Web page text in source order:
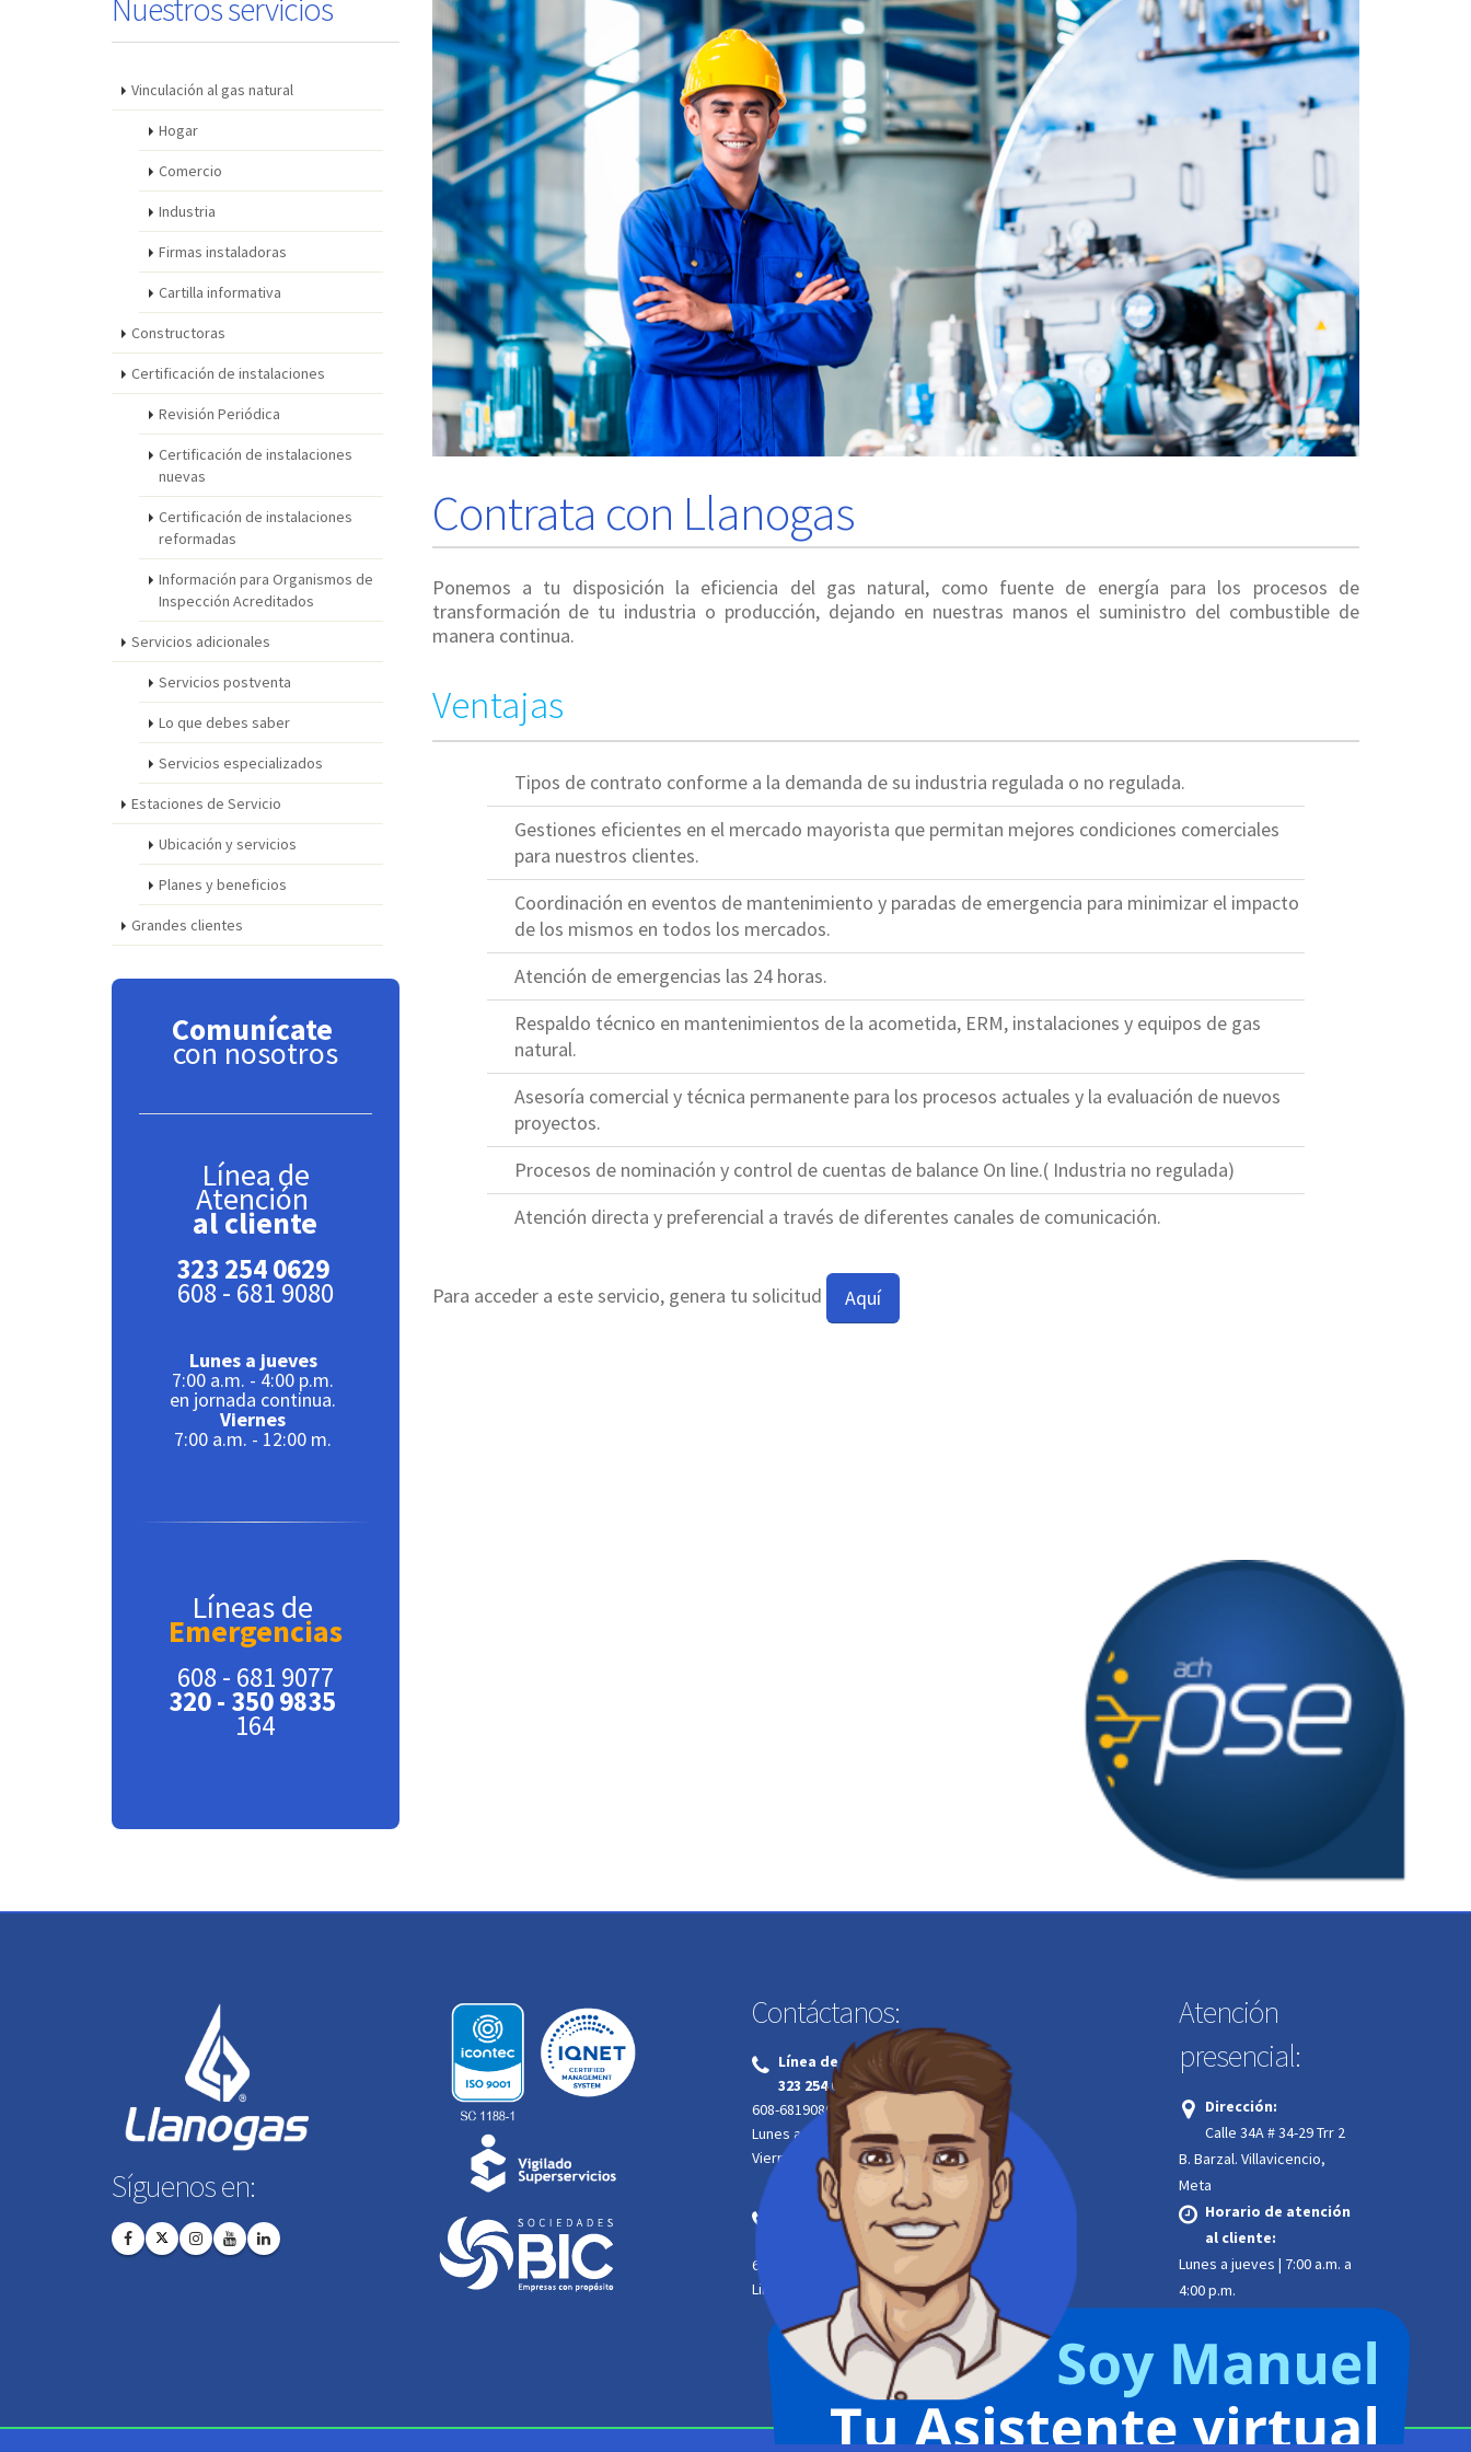
Nuestros servicios
Vinculación al gas natural
Hogar
Comercio
Industria
Firmas instaladoras
Cartilla informativa
Constructoras
Certificación de instalaciones
Revisión Periódica
Certificación de instalaciones
nuevas
Certificación de instalaciones
reformadas
Información para Organismos de
Inspección Acreditados
Servicios adicionales
Servicios postventa
Lo que debes saber
Servicios especializados
Estaciones de Servicio
Ubicación y servicios
Planes y beneficios
Grandes clientes
Comunícate
con nosotros
Línea de
Atención
al cliente
323 254 0629
608 - 681 9080
Lunes a jueves
7:00 a.m. - 4:00 p.m.
en jornada continua.
Viernes
7:00 a.m. - 12:00 m.
Líneas de
Emergencias
608 - 681 9077
320 - 350 9835
164
Contrata con Llanogas
Ponemos a tu disposición la eficiencia del gas natural, como fuente de energía para los procesos de
transformación de tu industria o producción, dejando en nuestras manos el suministro del combustible de
manera continua.
Ventajas
Tipos de contrato conforme a la demanda de su industria regulada o no regulada.
Gestiones eficientes en el mercado mayorista que permitan mejores condiciones comerciales
para nuestros clientes.
Coordinación en eventos de mantenimiento y paradas de emergencia para minimizar el impacto
de los mismos en todos los mercados.
Atención de emergencias las 24 horas.
Respaldo técnico en mantenimientos de la acometida, ERM, instalaciones y equipos de gas
natural.
Asesoría comercial y técnica permanente para los procesos actuales y la evaluación de nuevos
proyectos.
Procesos de nominación y control de cuentas de balance On line.( Industria no regulada)
Atención directa y preferencial a través de diferentes canales de comunicación.
Para acceder a este servicio, genera tu solicitud Aquí
Síguenos en:
Contáctanos:
Línea de Atención al Cliente:
323 254 0629
608-6819080
Lunes a jueves | 7:00 a.m. a 4:00 p.m.
Viernes | 7:00 a.m. a 12:00 m.
Línea de Emergencias atención 24/7:
320 350 9835
608-6819077
Linea gratuita164
Atención
presencial:
Dirección:
Calle 34A # 34-29 Trr 2
B. Barzal. Villavicencio,
Meta
Horario de atención
al cliente:
Lunes a jueves | 7:00 a.m. a
4:00 p.m.
12:00 m. jornada continua